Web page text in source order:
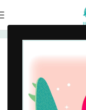
Αρχική σελίδα/